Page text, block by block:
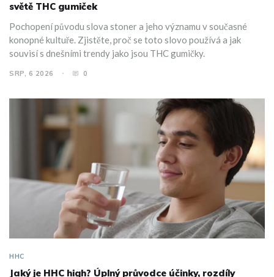
světě THC gumiček
Pochopení původu slova stoner a jeho významu v současné
konopné kultuře. Zjistěte, proč se toto slovo používá a jak
souvisí s dnešními trendy jako jsou THC gumičky.
SRP, 6 2026 0
HHC
Jaký je HHC high? Úplný průvodce účinky, rozdíly